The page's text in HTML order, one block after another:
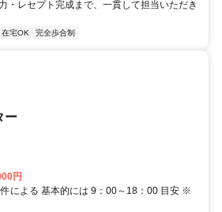
・レセプト完成まで、一貫して担当いただき
在宅OK 完全歩合制
ー
円
による 基本的には 9：00～18：00 目安 ※